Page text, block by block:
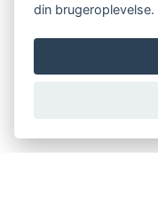
din brugeroplevelse.